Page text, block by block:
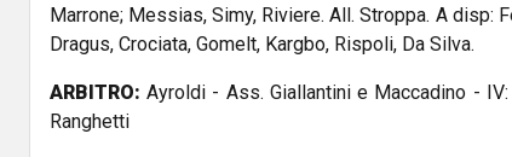
Marrone; Messias, Simy, Riviere. All. Stroppa. A disp:
Dragus, Crociata, Gomelt, Kargbo, Rispoli, Da Silva.
ARBITRO: Ayroldi - Ass. Giallantini e Maccadino -
Ranghetti